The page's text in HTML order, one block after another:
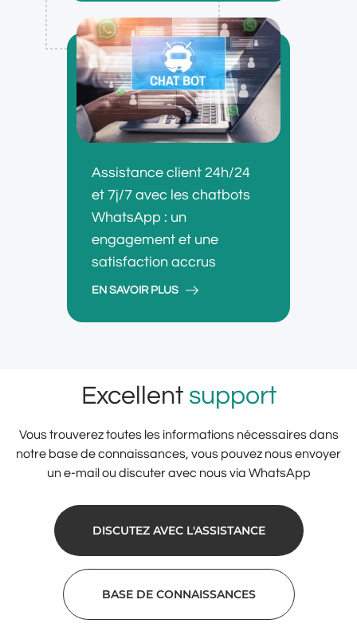
Assistance client 24h/24
et 7j/7 avec les chatbots
WhatsApp : un
engagement et une
satisfaction accrus
EN SAVOIR PLUS
Excellent support
Vous trouverez toutes les informations nécessaires dans
notre base de connaissances, vous pouvez nous envoyer
un e-mail ou discuter avec nous via WhatsApp
DISCUTEZ AVEC L'ASSISTANCE
BASE DE CONNAISSANCES